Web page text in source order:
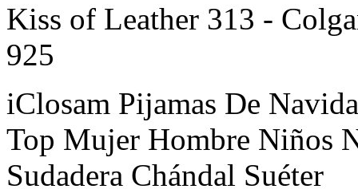
Kiss of Leather 313 -
925
iClosam Pijamas De
Top Mujer Hombre Niños
Sudadera Chándal Suéter